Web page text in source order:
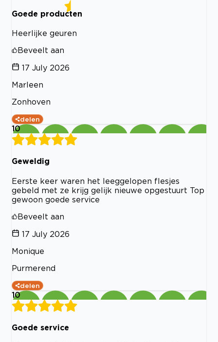
Goede producten
Heerlijke geuren
Beveelt aan
17 July 2026
Marleen
Zonhoven
delen
10
Geweldig
Eerste keer waren het leeggelopen flesjes
gebeld met ze krijg gelijk nieuwe opgestuurt Top
gewoon goede service
Beveelt aan
17 July 2026
Monique
Purmerend
delen
10
Goede service